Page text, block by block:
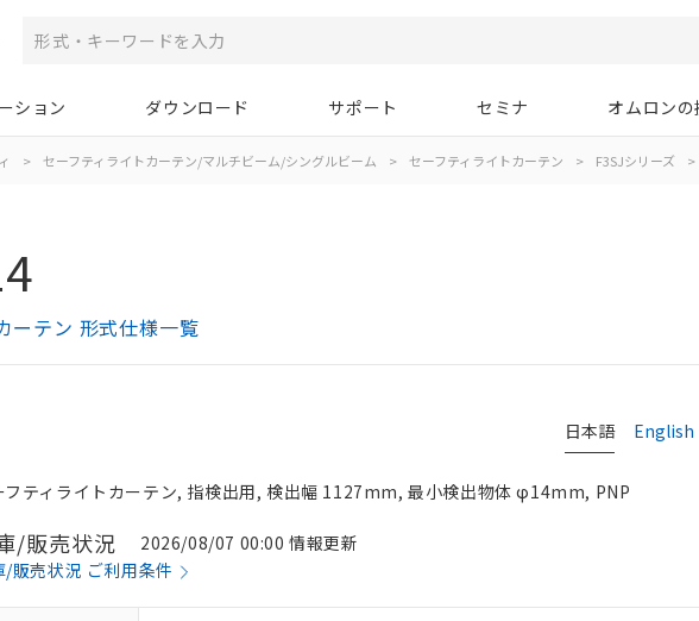
ション ダウンロード サポート セミナ オムロン
> セーフティライトカーテン/マルチビーム/シングルビーム > セーフティライトカーテン > F3SJシリーズ >
ーテン 形式仕様一覧
日本語 English
フティライトカーテン, 指検出用, 検出幅 1127mm, 最小検出物体 φ14mm, PNP
/販売状況
2026/08/07 00:00 情報更新
/販売状況 ご利用条件